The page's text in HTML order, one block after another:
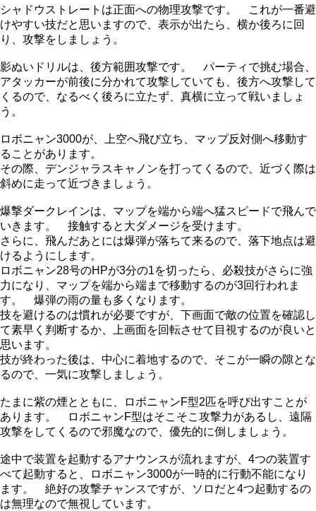
シャドウストレートは正面への物理攻撃です。 これが一番避
けやすい技だと思いますので、表示が出たら、横か後ろに回
り、攻撃をしましょう。
影ぬいドリルは、後方範囲攻撃です。 パーティで挑む場合、
アタッカーが前後に分かれて攻撃していても、後方へ攻撃して
くるので、なるべく後ろに立たず、真横に立って戦いましょ
う。
ロボニャン3000が、上空へ飛び立ち、マップ反対側へ移動す
ることがあります。
その際、デンジャラスキャノンを打ってくるので、近づく際は
斜めに走って近づきましょう。
爆撃ダークレインは、マップを端から端へ猛スピードで飛んで
いきます。 接触すると大ダメージを受けます。
さらに、飛んだあとには爆弾が落ちて来るので、落下地点は避
けるようにします。
ロボニャン28号のHPが3分の1を切ったら、必殺技がさらに強
力になり、マップを端から端まで移動するのが3回行われま
す。 爆弾の雨の量も多くなります。
技を避けるのは慣れが必要ですが、下画面で敵の位置を確認し
て素早く判断するか、上画面を回転させて目視するのが良いと
思います。
技が終わった後は、中心に着地するので、そこが一瞬の隙とな
るので、一気に攻撃しましょう。
たまに紫の煙とともに、ロボニャンF型2匹を呼び出すことが
あります。 ロボニャンF型はそこそこ攻撃力があるし、遠隔
攻撃をしてくるので邪魔なので、優先的に倒しましょう。
途中で装置を起動するアナウンスが流れますが、4つの装置す
べて起動すると、ロボニャン3000が一時的に行動不能になり
ます。 絶好の攻撃チャンスですが、ソロだと4つ起動するの
は無理なので無視しています。